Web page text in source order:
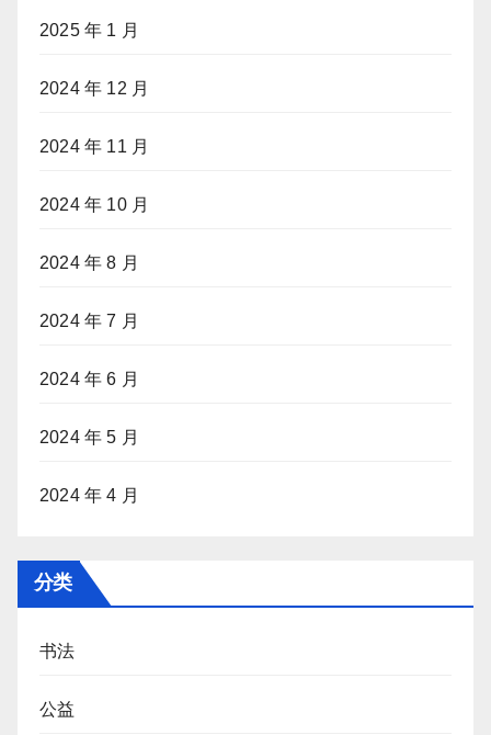
2025 年 1 月
2024 年 12 月
2024 年 11 月
2024 年 10 月
2024 年 8 月
2024 年 7 月
2024 年 6 月
2024 年 5 月
2024 年 4 月
分类
书法
公益